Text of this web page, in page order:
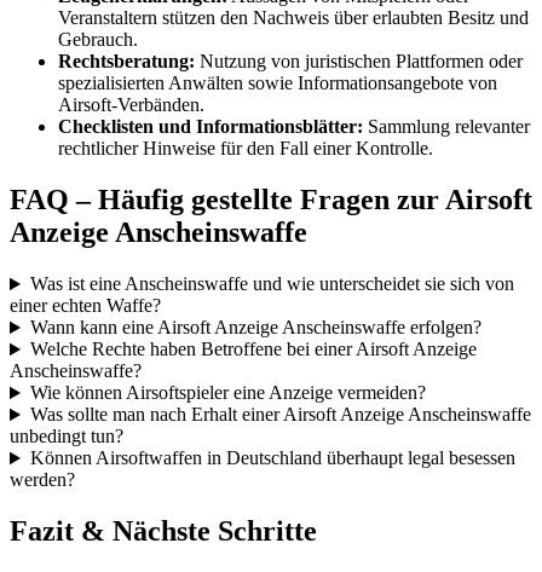
Veranstaltern stützen den Nachweis über erlaubten Besitz und
Gebrauch.
Rechtsberatung: Nutzung von juristischen Plattformen oder
spezialisierten Anwälten sowie Informationsangebote von
Airsoft-Verbänden.
Checklisten und Informationsblätter: Sammlung relevanter
rechtlicher Hinweise für den Fall einer Kontrolle.
FAQ – Häufig gestellte Fragen zur Airsoft
Anzeige Anscheinswaffe
Was ist eine Anscheinswaffe und wie unterscheidet sie sich von
einer echten Waffe?
Wann kann eine Airsoft Anzeige Anscheinswaffe erfolgen?
Welche Rechte haben Betroffene bei einer Airsoft Anzeige
Anscheinswaffe?
Wie können Airsoftspieler eine Anzeige vermeiden?
Was sollte man nach Erhalt einer Airsoft Anzeige Anscheinswaffe
unbedingt tun?
Können Airsoftwaffen in Deutschland überhaupt legal besessen
werden?
Fazit & Nächste Schritte